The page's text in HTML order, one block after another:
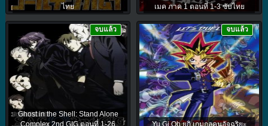
ไทย
เมค ภาค 1 ตอนที่ 1-3 ซับไทย
Ghost in the Shell: Stand Alone
Complex 2nd GIG ตอนที่ 1-26
จบแล้ว
Yu Gi Oh ยูกิ เกมกลคนอัจฉริยะ
จบแล้ว